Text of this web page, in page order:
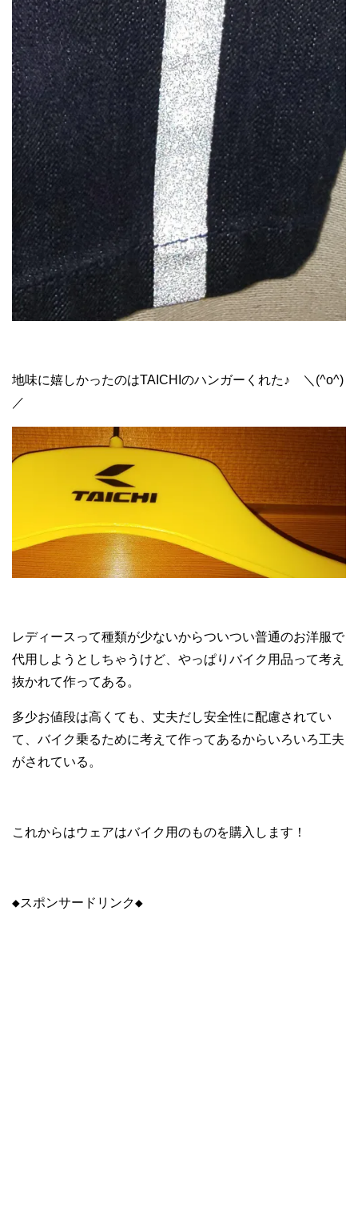
地味に嬉しかったのはTAICHIのハンガーくれた♪ ＼(^o^)
／
レディースって種類が少ないからついつい普通のお洋服で
代用しようとしちゃうけど、やっぱりバイク用品って考え
抜かれて作ってある。
多少お値段は高くても、丈夫だし安全性に配慮されてい
て、バイク乗るために考えて作ってあるからいろいろ工夫
がされている。
これからはウェアはバイク用のものを購入します！
◆スポンサードリンク◆